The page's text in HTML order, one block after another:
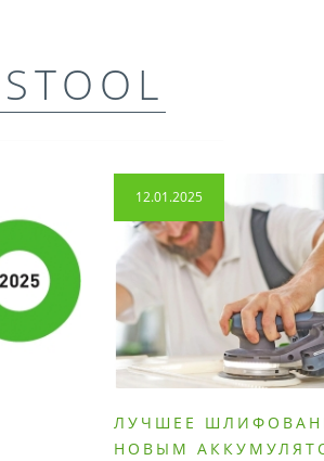
12.01.2025
ЛУЧШЕЕ
НОВЫМ